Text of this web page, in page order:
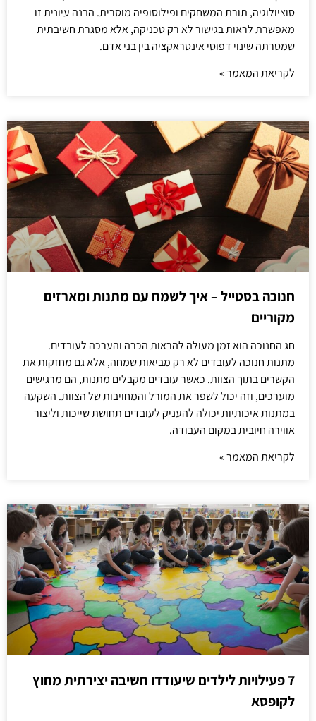
סוציולוגיה, תורת המשחקים ופילוסופיה מוסרית. הבנה עיונית זו
מאפשרת לראות בגישור לא רק טכניקה, אלא מסגרת חשיבתית
שמטרתה שינוי דפוסי אינטראקציה בין בני אדם.
לקריאת המאמר »
חנוכה בסטייל – איך לשמח עם מתנות ומארזים
מקוריים
חג החנוכה הוא זמן מעולה להראות הכרה והערכה לעובדים.
מתנות חנוכה לעובדים לא רק מביאות שמחה, אלא גם מחזקות את
הקשרים בתוך הצוות. כאשר עובדים מקבלים מתנות, הם מרגישים
מוערכים, וזה יכול לשפר את המורל והמחויבות של הצוות. השקעה
במתנות איכותיות יכולה להעניק לעובדים תחושת שייכות וליצור
אווירה חיובית במקום העבודה.
לקריאת המאמר »
7 פעילויות לילדים שיעודדו חשיבה יצירתית מחוץ
לקופסא